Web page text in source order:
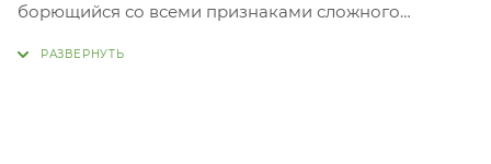
борющийся со всеми признаками сложного